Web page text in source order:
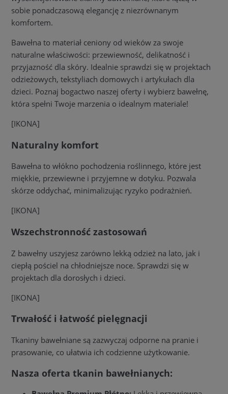
sobie ponadczasową elegancję z niezrównanym
komfortem.
Bawełna to materiał ceniony od wieków za swoje
naturalne właściwości: przewiewność, delikatność i
przyjazność dla skóry. Idealnie sprawdzi się w projektach
odzieżowych, tekstyliach domowych i artykułach dla
dzieci. Poznaj bogactwo naszej oferty i wybierz bawełnę,
która spełni Twoje marzenia o idealnym materiale!
[IKONA]
Naturalny komfort
Bawełna to włókno pochodzenia roślinnego, które jest
miękkie, przewiewne i przyjemne w dotyku. Pozwala
skórze oddychać, minimalizując ryzyko podrażnień.
[IKONA]
Wszechstronność zastosowań
Z bawełny uszyjesz zarówno lekką odzież na lato, jak i
ciepłą pościel na chłodniejsze noce. Sprawdzi się w
projektach dla dorosłych i dzieci.
[IKONA]
Trwałość i łatwość pielęgnacji
Tkaniny bawełniane są zazwyczaj odporne na pranie i
prasowanie, co ułatwia ich codzienne użytkowanie.
Nasza oferta tkanin bawełnianych: